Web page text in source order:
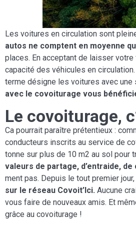
Les voitures en circulation sont
autos ne comptent en moyenne
places. En acceptant de laisser
capacité des véhicules en
terme désigne les voitures avec une
avec le covoiturage vous
Le covoiturage,
Ca pourrait paraître prétentieux :
conducteurs inscrits au service de
tonne sur plus de 10 m2 au sol pour
valeurs de partage, d’entraide,
ment pas. Depuis le tout premier jour,
sur le réseau Covoit’Ici. Aucune
vous faire de nouveaux amis. Et
grâce au covoiturage !